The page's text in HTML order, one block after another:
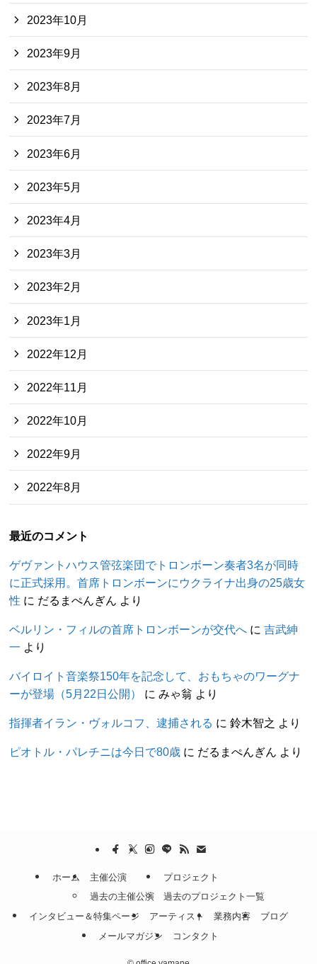
2023年10月
2023年9月
2023年8月
2023年7月
2023年6月
2023年5月
2023年4月
2023年3月
2023年2月
2023年1月
2022年12月
2022年11月
2022年10月
2022年9月
2022年8月
最近のコメント
ゲヴァントハウス管弦楽団でトロンボーン奏者3名が同時
に正式採用。首席トロンボーンにウクライナ出身の25歳女
性 に だるまぺんぎん より
ベルリン・フィルの首席トロンボーンが交代へ に吉武紳
一 より
バイロイト音楽祭150年を記念して、おもちゃのワーグナ
ーが登場（5月22日公開）
にみゃ翁 より
指揮者イラン・ヴォルコフ、逮捕される に鈴木智之 より
ピオトル・パレチニは今日で80歳 に だるまぺんぎん より
ホーム
主催公演
過去の主催公演
プロジェクト
過去のプロジェクト一覧
インタビュー＆特集ページ
アーティスト 業務内容
ブログ
メールマガジン
コンタクト